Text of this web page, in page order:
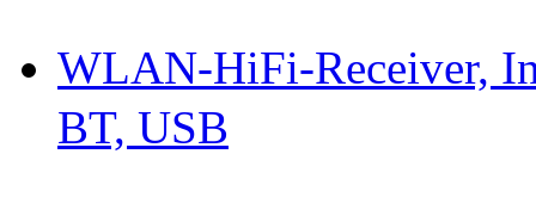
WLAN-HiFi-Receiver,
BT, USB